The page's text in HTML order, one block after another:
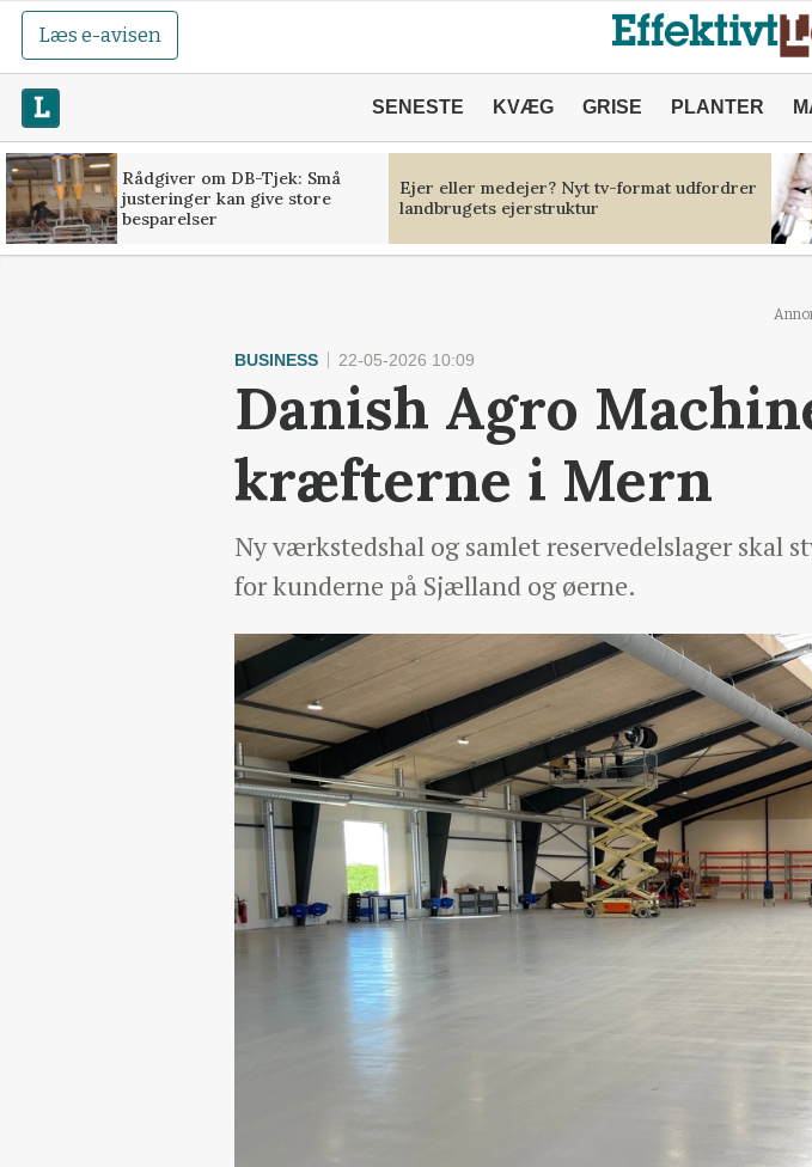
Læs e-avisen
SENESTE KVÆG GRISE PLANTER
Rådgiver om DB-Tjek: Små
justeringer kan give store
besparelser
Ejer eller medejer? Nyt tv-format udfordrer
landbrugets ejerstruktur
BUSINESS 22-05-2026 10:09
Danish Agro
kræfterne i Mern
Ny værkstedshal og samlet reservedelslager
for kunderne på Sjælland og øerne.